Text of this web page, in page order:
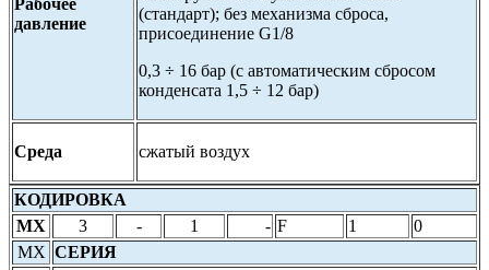
Рабочее
давление
(стандарт); без механизма сброса,
присоединение G1/8
0,3 ÷ 16 бар (с автоматическим сбросом
конденсата 1,5 ÷ 12 бар)
Среда сжатый воздух
КОДИРОВКА
MX
3 - 1 - F 1
0
MX СЕРИЯ